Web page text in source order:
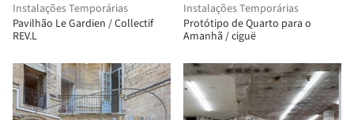
Instalações Temporárias
Pavilhão Le Gardien / Collectif
REV.L
Instalações Temporárias
Protótipo de Quarto para o
Amanhã / ciguë